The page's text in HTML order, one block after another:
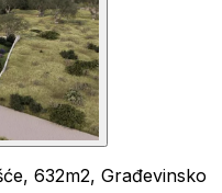
632m2, Građevinsko